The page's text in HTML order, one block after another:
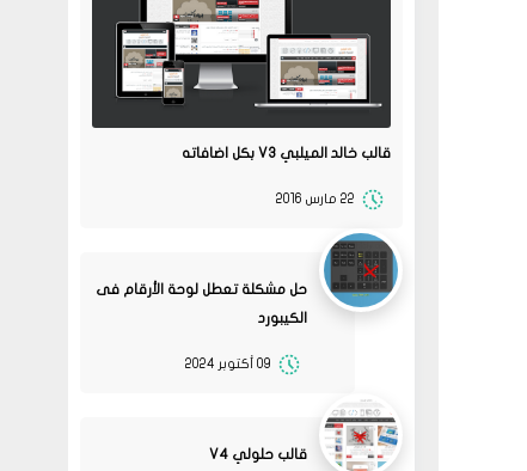
قالب خالد الميلبي V3 بكل اضافاته
22 مارس 2016
حل مشكلة تعطل لوحة الأرقام فى
الكيبورد
09 أكتوبر 2024
قالب حلولي V4